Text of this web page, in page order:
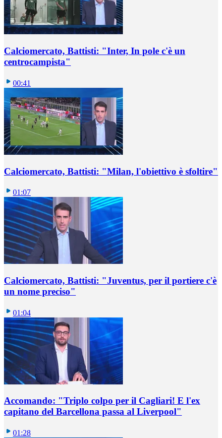
Calciomercato, Battisti: "Inter, In pole c'è un
centrocampista"
00:41
Calciomercato, Battisti: "Milan, l'obiettivo è sfoltire"
01:07
Calciomercato, Battisti: "Juventus, per il portiere c'è
un nome preciso"
01:04
Accomando: "Triplo colpo per il Cagliari! E l'ex
capitano del Barcellona passa al Liverpool"
01:28